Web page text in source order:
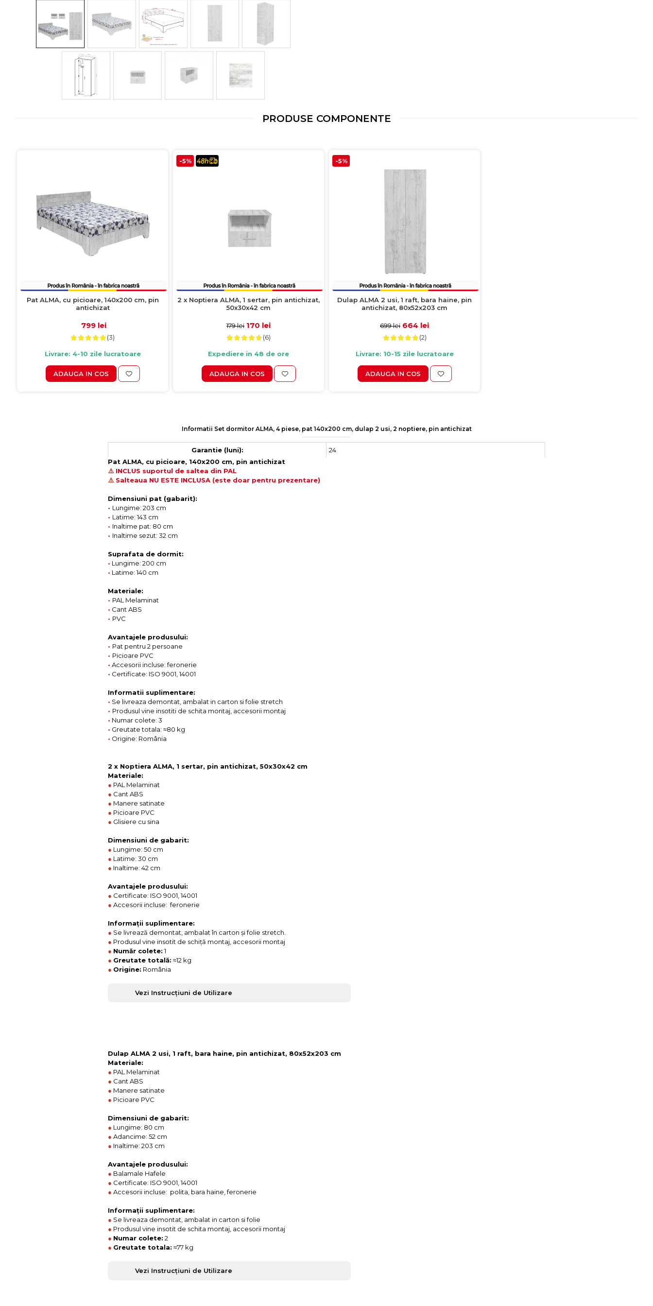
Colectia BELLA
PRODUSE COMPONENTE
Pat ALMA, cu picioare, 140x200 cm, pin
antichizat
799 lei
(3)
Livrare: 4-10 zile lucratoare
ADAUGA IN COS
-5%
2 x Noptiera ALMA, 1 sertar, pin antichizat,
50x30x42 cm
179 lei 170 lei
(6)
Expediere in 48 de ore
ADAUGA IN COS
-5%
Dulap ALMA 2 usi, 1 raft, bara haine, pin
antichizat, 80x52x203 cm
699 lei 664 lei
(2)
Livrare: 10-15 zile lucratoare
ADAUGA IN COS
Informatii Set dormitor ALMA, 4 piese, pat 140x200 cm, dulap 2 usi, 2 noptiere, pin antichizat
Garantie (luni):
24
Pat ALMA, cu picioare, 140x200 cm, pin antichizat
⚠️ INCLUS suportul de saltea din PAL
⚠️ Salteaua NU ESTE INCLUSA (este doar pentru prezentare)
Dimensiuni pat (gabarit):
• Lungime: 203 cm
• Latime: 143 cm
• Inaltime pat: 80 cm
• Inaltime sezut: 32 cm
Suprafata de dormit:
• Lungime: 200 cm
• Latime: 140 cm
Materiale:
• PAL Melaminat
• Cant ABS
• PVC
Avantajele produsului:
• Pat pentru 2 persoane
• Picioare PVC
• Accesorii incluse: feronerie
• Certificate: ISO 9001, 14001
Informatii suplimentare:
• Se livreaza demontat, ambalat in carton si folie stretch
• Produsul vine insotiti de schita montaj, accesorii montaj
• Numar colete: 3
• Greutate totala: ≈80 kg
• Origine: România
2 x Noptiera ALMA, 1 sertar, pin antichizat, 50x30x42 cm
Materiale:
● PAL Melaminat
● Cant ABS
● Manere satinate
● Picioare PVC
● Glisiere cu sina
Dimensiuni de gabarit:
● Lungime: 50 cm
● Latime: 30 cm
● Inaltime: 42 cm
Avantajele produsului:
● Certificate: ISO 9001, 14001
● Accesorii incluse: feronerie
Informații suplimentare:
● Se livrează demontat, ambalat în carton și folie stretch.
● Produsul vine insotit de schiță montaj, accesorii montaj
● Număr colete:1
● Greutate totală: ≈12 kg
● Origine: România
Vezi Instrucțiuni de Utilizare
Dulap ALMA 2 usi, 1 raft, bara haine, pin antichizat, 80x52x203 cm
Materiale:
● PAL Melaminat
● Cant ABS
● Manere satinate
● Picioare PVC
Dimensiuni de gabarit:
● Lungime: 80 cm
● Adancime: 52 cm
● Inaltime: 203 cm
Avantajele produsului:
● Balamale Hafele
● Certificate: ISO 9001, 14001
● Accesorii incluse: polita, bara haine, feronerie
Informații suplimentare:
● Se livreaza demontat, ambalat in carton si folie
● Produsul vine insotit de schita montaj, accesorii montaj
● Numar colete: 2
● Greutate totala: ≈77 kg
Vezi Instrucțiuni de Utilizare